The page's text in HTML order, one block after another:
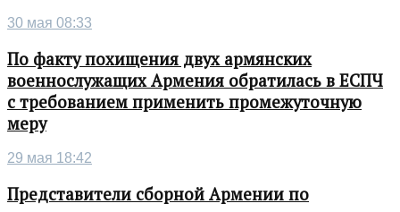
30 мая 08:33
По факту похищения двух армянских
военнослужащих Армения обратилась в ЕСПЧ
с требованием применить промежуточную
меру
29 мая 18:42
Представители сборной Армении по